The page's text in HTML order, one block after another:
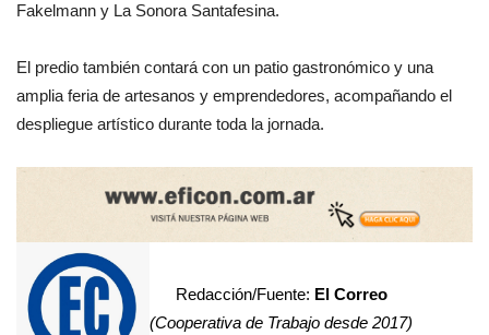
Fakelmann y La Sonora Santafesina.
El predio también contará con un patio gastronómico y una
amplia feria de artesanos y emprendedores, acompañando el
despliegue artístico durante toda la jornada.
Redacción/Fuente: El Correo
(Cooperativa de Trabajo desde 2017)